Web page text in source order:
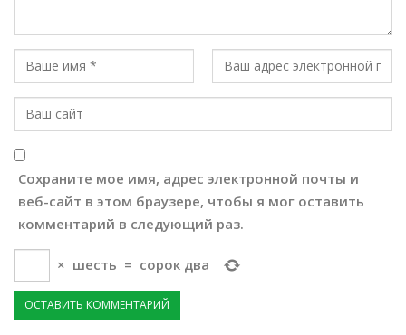
Сохраните мое имя, адрес электронной почты и
веб-сайт в этом браузере, чтобы я мог оставить
комментарий в следующий раз.
× шесть = сорок два